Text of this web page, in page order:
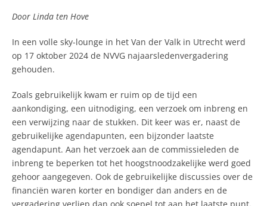
Door Linda ten Hove
In een volle sky-lounge in het Van der Valk in Utrecht werd
op 17 oktober 2024 de NVVG najaarsledenvergadering
gehouden.
Zoals gebruikelijk kwam er ruim op de tijd een
aankondiging, een uitnodiging, een verzoek om inbreng en
een verwijzing naar de stukken. Dit keer was er, naast de
gebruikelijke agendapunten, een bijzonder laatste
agendapunt. Aan het verzoek aan de commissieleden de
inbreng te beperken tot het hoogstnoodzakelijke werd goed
gehoor aangegeven. Ook de gebruikelijke discussies over de
financiën waren korter en bondiger dan anders en de